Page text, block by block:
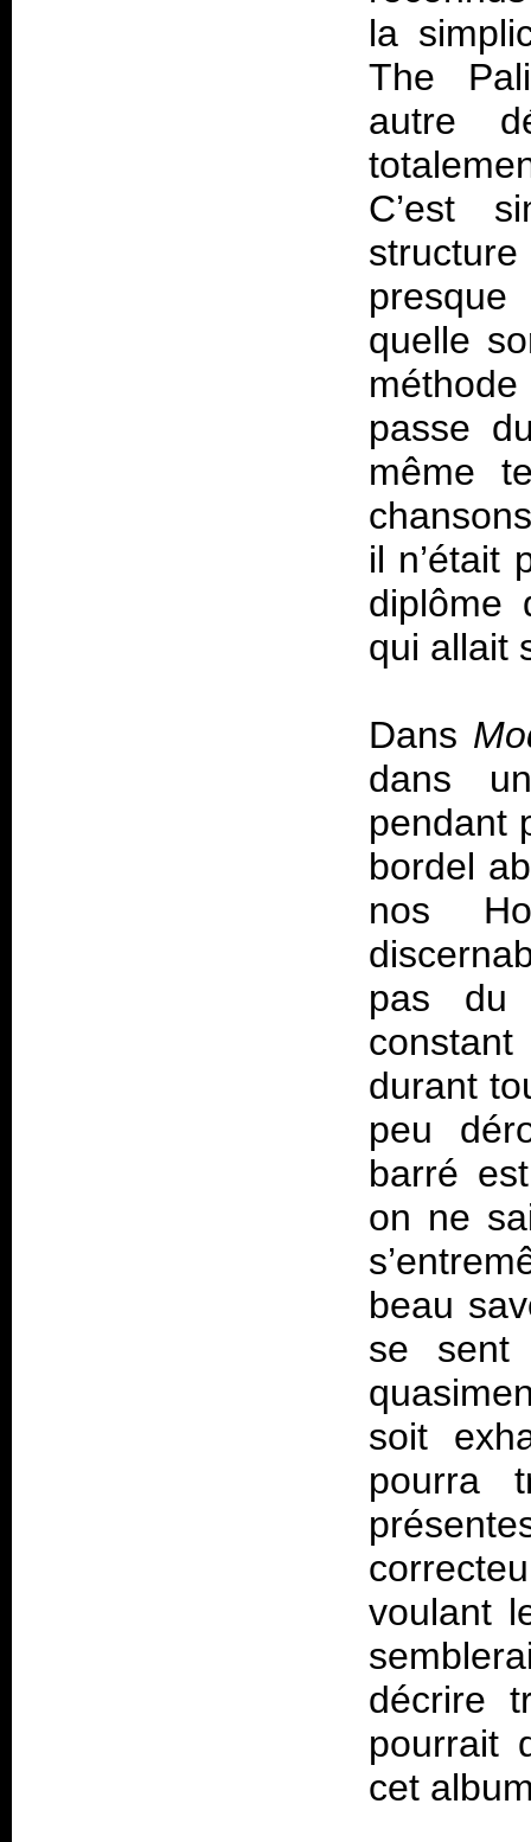
la
The
autre
C’est
quelle
passe
même
il n’était
diplôme
qui allait
Dans
dans
pendant
bordel
nos
pas du
durant
peu
barré
on ne
beau
se sent
soit
pourra
voulant
décrire
pourrait
cet